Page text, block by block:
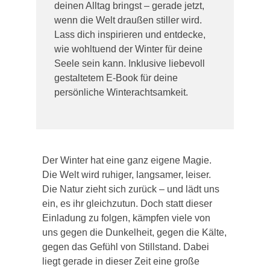
deinen Alltag bringst – gerade jetzt,
wenn die Welt draußen stiller wird.
Lass dich inspirieren und entdecke,
wie wohltuend der Winter für deine
Seele sein kann. Inklusive liebevoll
gestaltetem E-Book für deine
persönliche Winterachtsamkeit.
Der Winter hat eine ganz eigene Magie.
Die Welt wird ruhiger, langsamer, leiser.
Die Natur zieht sich zurück – und lädt uns
ein, es ihr gleichzutun. Doch statt dieser
Einladung zu folgen, kämpfen viele von
uns gegen die Dunkelheit, gegen die Kälte,
gegen das Gefühl von Stillstand. Dabei
liegt gerade in dieser Zeit eine große